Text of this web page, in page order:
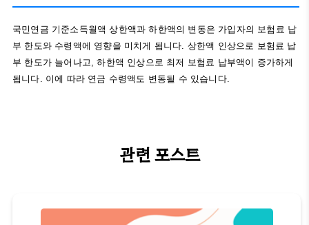
국민연금 기준소득월액 상한액과 하한액의 변동은 가입자의 보험료 납
부 한도와 수령액에 영향을 미치게 됩니다. 상한액 인상으로 보험료 납
부 한도가 늘어나고, 하한액 인상으로 최저 보험료 납부액이 증가하게
됩니다. 이에 따라 연금 수령액도 변동될 수 있습니다.
관련 포스트